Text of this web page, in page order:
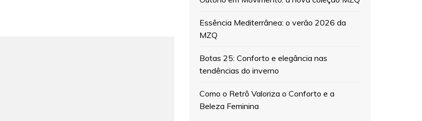
Essência Mediterrânea: o verão 2026 da
MZQ
Botas 25: Conforto e elegância nas
tendências do inverno
Como o Retrô Valoriza o Conforto e a
Beleza Feminina